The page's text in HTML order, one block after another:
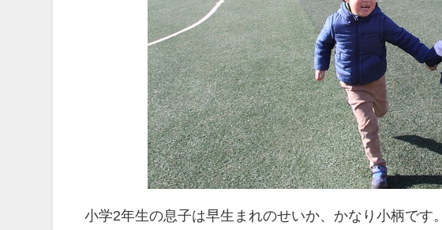
小学2年生の息子は早生まれのせいか、かなり小柄です。